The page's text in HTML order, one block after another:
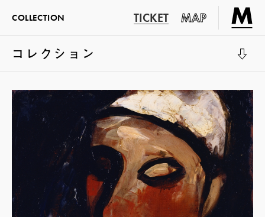
COLLECTION TICKET MAP
コレクション
展示室1